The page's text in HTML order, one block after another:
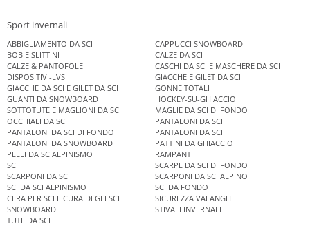
Sport invernali
ABBIGLIAMENTO DA SCI
CAPPUCCI SNOWBOARD
BOB E SLITTINI
CALZE DA SCI
CALZE & PANTOFOLE
CASCHI DA SCI E MASCHERE DA SCI
DISPOSITIVI-LVS
GIACCHE E GILET DA SCI
GIACCHE DA SCI E GILET DA SCI
GONNE TOTALI
GUANTI DA SNOWBOARD
HOCKEY-SU-GHIACCIO
SOTTOTUTE E MAGLIONI DA SCI
MAGLIE DA SCI DI FONDO
OCCHIALI DA SCI
PANTALONI DA SCI
PANTALONI DA SCI DI FONDO
PANTALONI DA SCI
PANTALONI DA SNOWBOARD
PATTINI DA GHIACCIO
PELLI DA SCIALPINISMO
RAMPANT
SCI
SCARPE DA SCI DI FONDO
SCARPONI DA SCI
SCARPONI DA SCI ALPINO
SCI DA SCI ALPINISMO
SCI DA FONDO
CERA PER SCI E CURA DEGLI SCI
SICUREZZA VALANGHE
SNOWBOARD
STIVALI INVERNALI
TUTE DA SCI